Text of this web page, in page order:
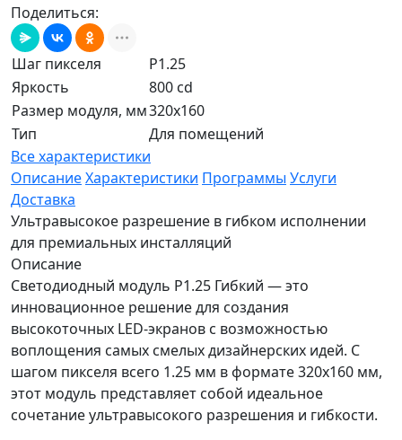
Поделиться:
Шаг пикселя
P1.25
Яркость
800 cd
Размер модуля, мм320x160
Тип
Для помещений
Все характеристики
ОписаниеХарактеристики Программы Услуги
Доставка
Ультравысокое разрешение в гибком исполнении
для премиальных инсталляций
Описание
Светодиодный модуль P1.25 Гибкий — это
инновационное решение для создания
высокоточных LED-экранов с возможностью
воплощения самых смелых дизайнерских идей. С
шагом пикселя всего 1.25 мм в формате 320x160 мм,
этот модуль представляет собой идеальное
сочетание ультравысокого разрешения и гибкости.